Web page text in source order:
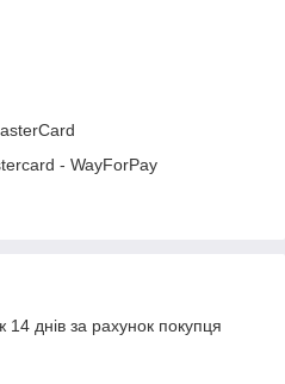
- WayForPay
днів за рахунок покупця